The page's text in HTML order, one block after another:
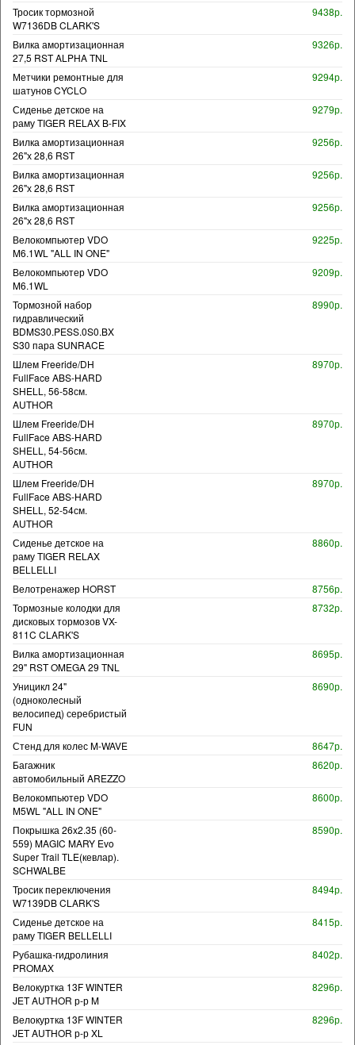
Тросик тормозной
W7136DB CLARK'S
9438р.
Вилка амортизационная
27,5 RST ALPHA TNL
9326р.
Метчики ремонтные для
шатунов CYCLO
9294р.
Сиденье детское на
раму TIGER RELAX B-FIX
9279р.
Вилка амортизационная
26"х 28,6 RST
9256р.
Вилка амортизационная
26"х 28,6 RST
9256р.
Вилка амортизационная
26"х 28,6 RST
9256р.
Велокомпьютер VDO
M6.1WL "ALL IN ONE"
9225р.
Велокомпьютер VDO
M6.1WL
9209р.
Тормозной набор
гидравлический
BDMS30.PESS.0S0.BX
S30 пара SUNRACE
8990р.
Шлем Freeride/DH
FullFace ABS-HARD
SHELL, 56-58см.
AUTHOR
8970р.
Шлем Freeride/DH
FullFace ABS-HARD
SHELL, 54-56см.
AUTHOR
8970р.
Шлем Freeride/DH
FullFace ABS-HARD
SHELL, 52-54см.
AUTHOR
8970р.
Сиденье детское на
раму TIGER RELAX
BELLELLI
8860р.
Велотренажер HORST
8756р.
Тормозные колодки для
дисковых тормозов VX-
811C CLARK'S
8732р.
Вилка амортизационная
29" RST OMEGA 29 TNL
8695р.
Уницикл 24"
(одноколесный
велосипед) серебристый
FUN
8690р.
Стенд для колес M-WAVE
8647р.
Багажник
автомобильный AREZZO
8620р.
Велокомпьютер VDO
M5WL "ALL IN ONE"
8600р.
Покрышка 26x2.35 (60-
559) MAGIC MARY Evo
Super Trail TLE(кевлар).
SCHWALBE
8590р.
Тросик переключения
W7139DB CLARK'S
8494р.
Сиденье детское на
раму TIGER BELLELLI
8415р.
Рубашка-гидролиния
PROMAX
8402р.
Велокуртка 13F WINTER
JET AUTHOR р-р M
8296р.
Велокуртка 13F WINTER
JET AUTHOR р-р XL
8296р.